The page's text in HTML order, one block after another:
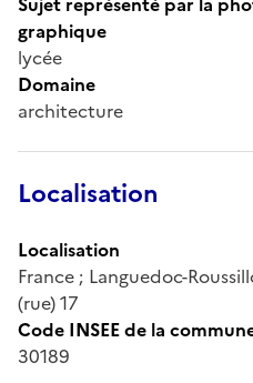
graphique
lycée
Domaine
architecture
Localisation
Localisation
France ; Languedoc-
(rue) 17
Code INSEE de la
30189